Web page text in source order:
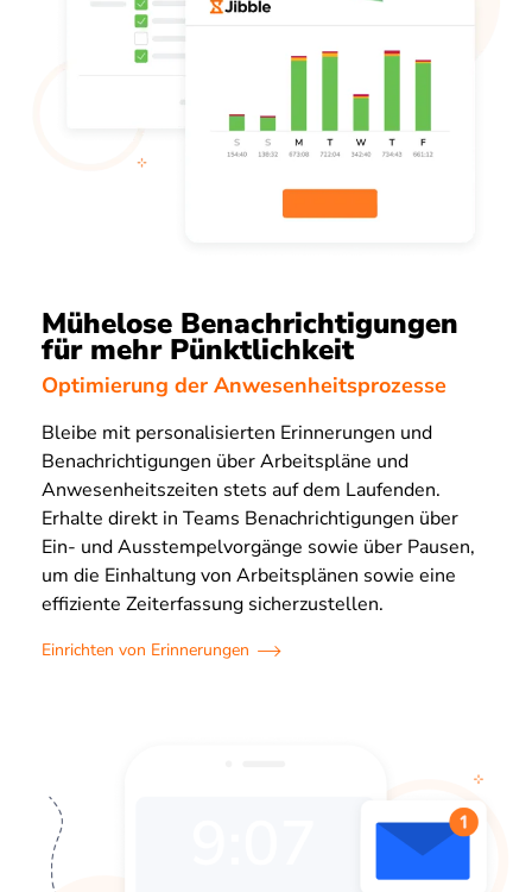
Mühelose Benachrichtigungen
für mehr Pünktlichkeit
Optimierung der Anwesenheitsprozesse
Bleibe mit personalisierten Erinnerungen und
Benachrichtigungen über Arbeitspläne und
Anwesenheitszeiten stets auf dem Laufenden.
Erhalte direkt in Teams Benachrichtigungen über
Ein- und Ausstempelvorgänge sowie über Pausen,
um die Einhaltung von Arbeitsplänen sowie eine
effiziente Zeiterfassung sicherzustellen.
Einrichten von Erinnerungen